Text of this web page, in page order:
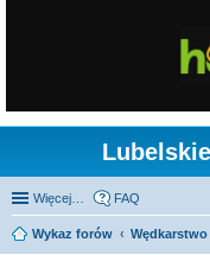
Więcej… FAQ
Wykaz forów